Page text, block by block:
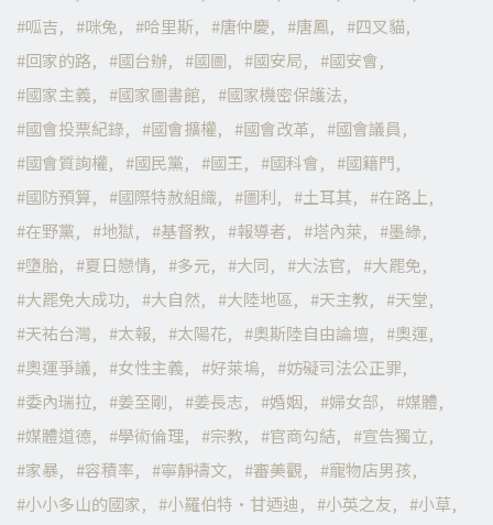
呱吉
咪兔 哈里斯 唐仲慶 唐鳳
四叉貓
回家的路
國台辦 國圖 國安局
國安會
國家主義
國家圖書館
國家機密保護法
國會投票紀錄
國會擴權 國會改革
國會議員
國會質詢權
國民黨 國王 國科會
國籍門
國防預算
國際特赦組織 圖利 土耳其
在路上
在野黨
地獄 基督教 報導者 塔內萊
墨綠
墮胎
夏日戀情 多元 大同 大法官
大罷免
大罷免大成功
大自然 大陸地區 天主教
天堂
天祐台灣
太報 太陽花 奧斯陸自由論壇
奧運
奧運爭議
女性主義 好萊塢
妨礙司法公正罪
委內瑞拉
姜至剛 姜長志 婚姻 婦女部
媒體
媒體道德
學術倫理 宗教 官商勾結
宣告獨立
家暴
容積率 寧靜禱文 審美觀
寵物店男孩
小小多山的國家
小羅伯特·甘迺迪 小英之友
小草